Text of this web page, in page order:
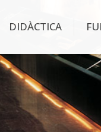
DIDÀCTICA